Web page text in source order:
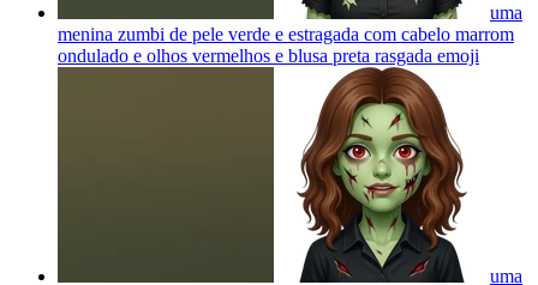
uma
menina zumbi de pele verde e estragada com cabelo marrom
ondulado e olhos vermelhos e blusa preta rasgada emoji
uma